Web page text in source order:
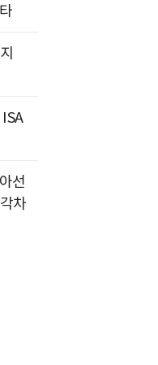
선
차